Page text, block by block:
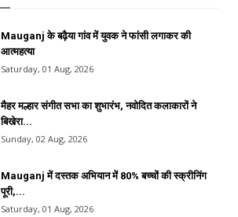
Mauganj के बढ़ैया गांव में युवक ने फांसी लगाकर की
आत्महत्या
Saturday, 01 Aug, 2026
मैहर मल्हार संगीत सभा का शुभारंभ, नवोदित कलाकारों ने
बिखेरा...
Sunday, 02 Aug, 2026
Mauganj में दस्तक अभियान में 80% बच्चों की स्क्रीनिंग
पूरी,...
Saturday, 01 Aug, 2026